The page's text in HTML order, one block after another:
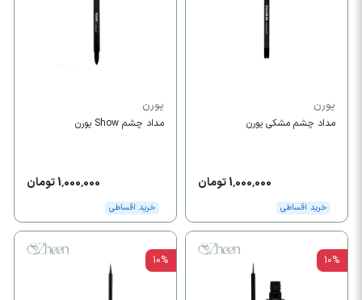
یورن
مداد چشم مشکی یورن
1,000,000 تومان
خرید اقساطی
یورن
مداد چشم Show یورن
1,000,000 تومان
خرید اقساطی
10%
10%